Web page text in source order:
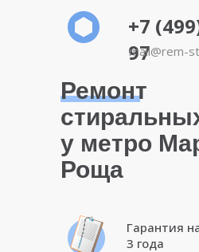
Ремонт
у метро
Роща
Гарантия
3 года
+7
97
mail@rem-